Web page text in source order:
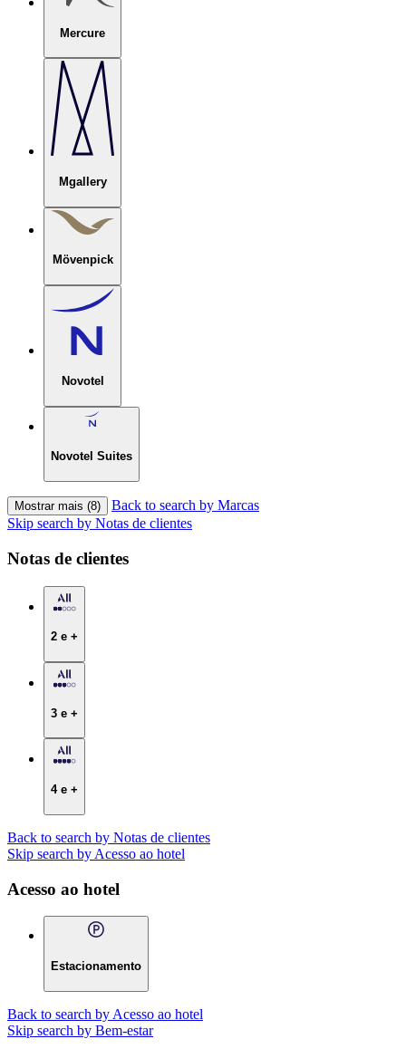
Mercure
Mgallery
Mövenpick
Novotel
Novotel Suites
Mostrar mais (8)
Back to search by Marcas
Skip search by Notas de clientes
Notas de clientes
2 e +
3 e +
4 e +
Back to search by Notas de clientes
Skip search by Acesso ao hotel
Acesso ao hotel
Estacionamento
Back to search by Acesso ao hotel
Skip search by Bem-estar